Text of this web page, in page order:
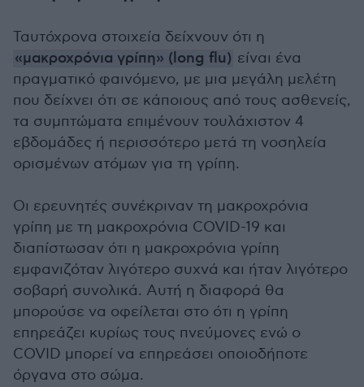
Ταυτόχρονα στοιχεία δείχνουν ότι η
«μακροχρόνια γρίπη» (long flu) είναι ένα
πραγματικό φαινόμενο, με μια μεγάλη μελέτη
που δείχνει ότι σε κάποιους από τους ασθενείς,
τα συμπτώματα επιμένουν τουλάχιστον 4
εβδομάδες ή περισσότερο μετά τη νοσηλεία
ορισμένων ατόμων για τη γρίπη.
Οι ερευνητές συνέκριναν τη μακροχρόνια
γρίπη με τη μακροχρόνια COVID-19 και
διαπίστωσαν ότι η μακροχρόνια γρίπη
εμφανιζόταν λιγότερο συχνά και ήταν λιγότερο
σοβαρή συνολικά. Αυτή η διαφορά θα
μπορούσε να οφείλεται στο ότι η γρίπη
επηρεάζει κυρίως τους πνεύμονες ενώ ο
COVID μπορεί να επηρεάσει οποιοδήποτε
όργανα στο σώμα.